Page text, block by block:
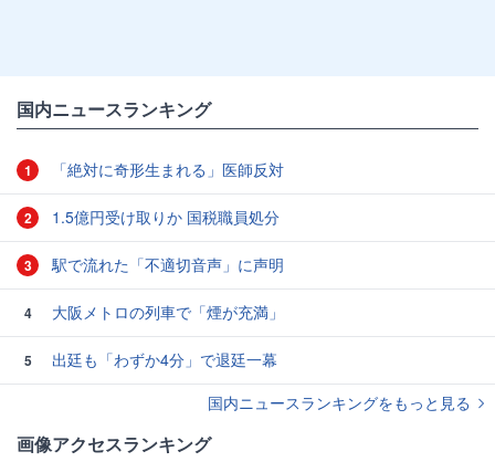
国内ニュースランキング
1 「絶対に奇形生まれる」医師反対
2 1.5億円受け取りか 国税職員処分
3 駅で流れた「不適切音声」に声明
4 大阪メトロの列車で「煙が充満」
5
出廷も「わずか4分」で退廷一幕
国内ニュースランキングをもっと見る
画像アクセスランキング